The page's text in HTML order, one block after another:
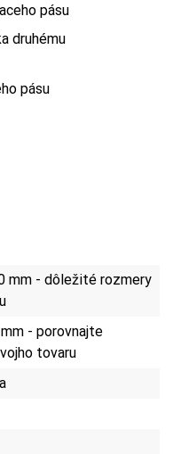
pásu
druhému
pásu
mm - dôležité rozmery
- porovnajte
tovaru